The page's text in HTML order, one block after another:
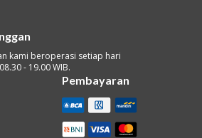
kami beroperasi setiap hari
- 19.00 WIB.
Pembayaran